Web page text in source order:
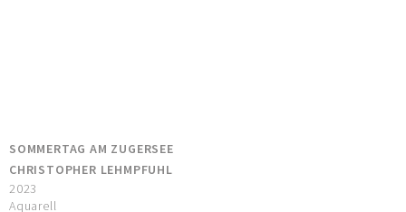
SOMMERTAG AM ZUGERSEE
CHRISTOPHER LEHMPFUHL
2023
Aquarell